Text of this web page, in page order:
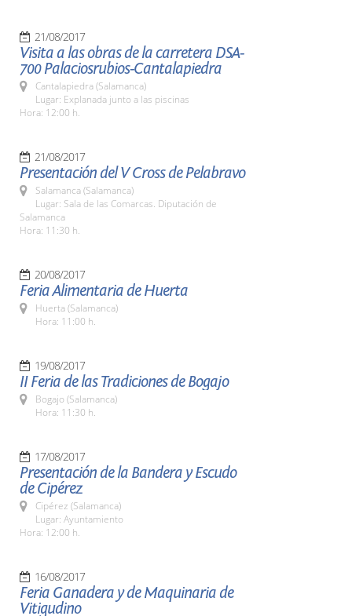
21/08/2017
Visita a las obras de la carretera DSA-
700 Palaciosrubios-Cantalapiedra
Cantalapiedra (Salamanca)
Lugar: Explanada junto a las piscinas
Hora: 12:00 h.
21/08/2017
Presentación del V Cross de Pelabravo
Salamanca (Salamanca)
Lugar: Sala de las Comarcas. Diputación de
Salamanca
Hora: 11:30 h.
20/08/2017
Feria Alimentaria de Huerta
Huerta (Salamanca)
Hora: 11:00 h.
19/08/2017
II Feria de las Tradiciones de Bogajo
Bogajo (Salamanca)
Hora: 11:30 h.
17/08/2017
Presentación de la Bandera y Escudo
de Cipérez
Cipérez (Salamanca)
Lugar: Ayuntamiento
Hora: 12:00 h.
16/08/2017
Feria Ganadera y de Maquinaria de
Vitigudino